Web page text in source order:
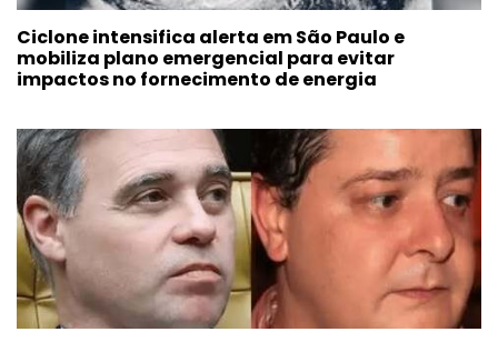
Ciclone intensifica alerta em São Paulo e
mobiliza plano emergencial para evitar
impactos no fornecimento de energia